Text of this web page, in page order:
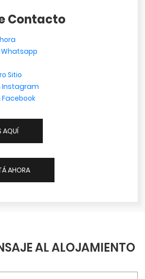
Contacto
Whatsapp
Sitio
Instagram
Facebook
AQUÍ
AHORA
AL ALOJAMIENTO